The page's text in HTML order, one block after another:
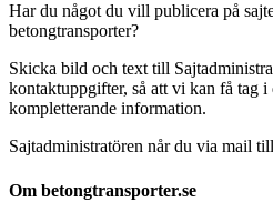
Har du något du vill publicera på
betongtransporter?
Skicka bild och text till
kontaktuppgifter, så att vi kan få tag
kompletterande information.
Sajtadministratören når du via mail
Om betongtransporter.se